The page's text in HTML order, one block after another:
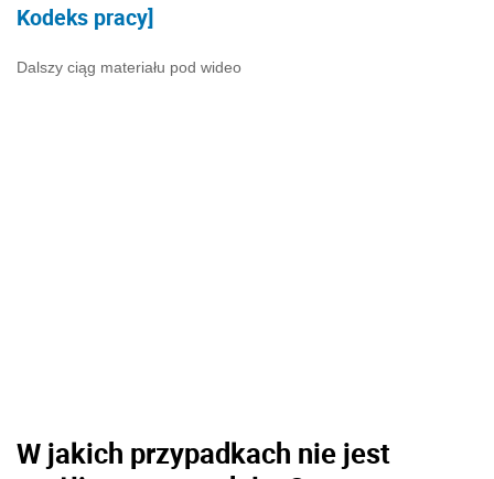
Kodeks pracy]
Dalszy ciąg materiału pod wideo
W jakich przypadkach nie jest